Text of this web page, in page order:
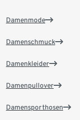
Damenmode
Damenschmuck
Damenkleider
Damenpullover
Damensporthosen